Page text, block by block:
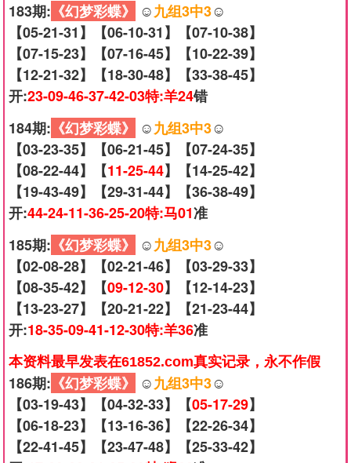
183期: 《幻梦彩蝶》 ☺️九组3中3☺️
【05-21-31】【06-10-31】【07-10-38】
【07-15-23】【07-16-45】【10-22-39】
【12-21-32】【18-30-48】【33-38-45】
开:23-09-46-37-42-03特:羊24错
184期: 《幻梦彩蝶》 ☺️九组3中3☺️
【03-23-35】【06-21-45】【07-24-35】
【08-22-44】【11-25-44】【14-25-42】
【19-43-49】【29-31-44】【36-38-49】
开:44-24-11-36-25-20特:马01准
185期: 《幻梦彩蝶》 ☺️九组3中3☺️
【02-08-28】【02-21-46】【03-29-33】
【08-35-42】【09-12-30】【12-14-23】
【13-23-27】【20-21-22】【21-23-44】
开:18-35-09-41-12-30特:羊36准
本资料最早发表在61852.com真实记录，永不作假
186期: 《幻梦彩蝶》 ☺️九组3中3☺️
【03-19-43】【04-32-33】【05-17-29】
【06-18-23】【13-16-36】【22-26-34】
【22-41-45】【23-47-48】【25-33-42】